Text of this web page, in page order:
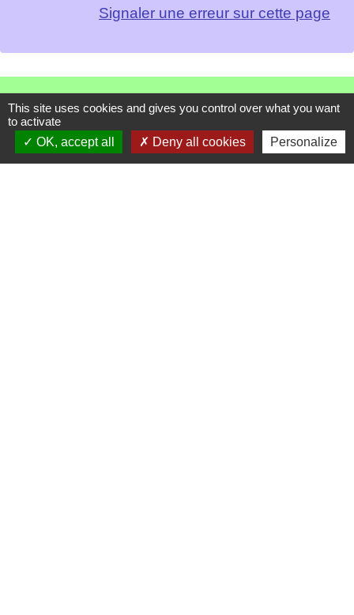
Signaler une erreur sur cette page
Contacts
Mairie de Les Chapelles
Chef-lieu - 13 rue du Chatelet
This site uses cookies and gives you control over what you want
to activate
OK, accept all
Deny all cookies Personalize